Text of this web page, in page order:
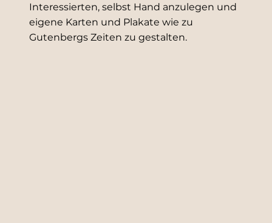
Interessierten, selbst Hand anzulegen und
eigene Karten und Plakate wie zu
Gutenbergs Zeiten zu gestalten.